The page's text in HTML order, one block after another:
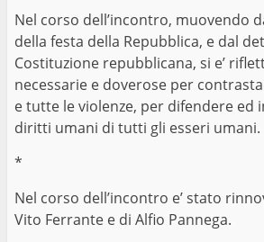
Nel corso dell’incontro, muovendo
della festa della Repubblica, e dal
Costituzione repubblicana, si e’
necessarie e doverose per
e tutte le violenze, per difendere ed
diritti umani di tutti gli esseri umani.
*
Nel corso dell’incontro e’ stato
Vito Ferrante e di Alfio Pannega.